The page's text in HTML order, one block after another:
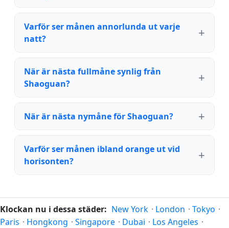
Varför ser månen annorlunda ut varje
natt?
När är nästa fullmåne synlig från
Shaoguan?
När är nästa nymåne för Shaoguan?
Varför ser månen ibland orange ut vid
horisonten?
Klockan nu i dessa städer: New York · London · Tokyo ·
Paris · Hongkong · Singapore · Dubai · Los Angeles ·